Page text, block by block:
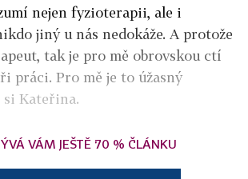
nejen fyzioterapii, ale i
jiný u nás nedokáže. A protože
tak je pro mě obrovskou ctí
práci. Pro mě je to úžasný
si Kateřina.
VÁM JEŠTĚ 70 % ČLÁNKU